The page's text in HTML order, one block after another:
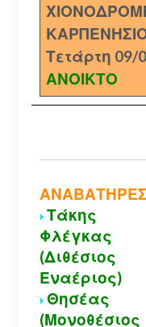
Τετάρτη 09/
ΑΝΟΙΚΤΟ
Τάκης
Φλέγκας
(Διθέσιος
Εναέριος)
Θησέας
(Μονοθέσιος